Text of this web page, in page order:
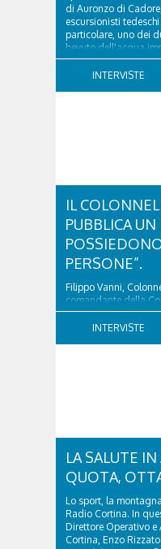
di Auronzo di
escursionisti
particolare, uno dei
bevuto dell'acqua
due ragazzi, che
INTERVISTE
IL
PUBBLICA
PERSONE”.
Filippo Vanni,
comandante della
d’Ampezzo sino al
nazionale ed
INTERVISTE
LA SALUTE IN
QUOTA,
Lo sport, la
Radio Cortina. In
Direttore Operativo
Cortina, Enzo